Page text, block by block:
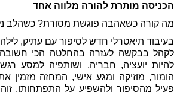
הכניסה מותרת להורה מלווה אחד
מה קורה כשאהבה פוגשת מסורת? כשהלב
בעיבוד תיאטרלי חדש לסיפור עם עתיק,
לקהל בבקשה לעזרה בהחלטה הכי
להיות יועציה, חבריה, ושותפיה למסע
הומור, מוזיקה ומגע אישי, המחזה מזמין
פעיל מהסיפור ולהשפיע על התפתחותו.